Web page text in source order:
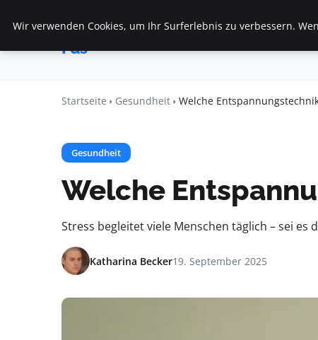
Veranstaltungen
Fds
Startseite
Startseite Gesundheit Welche
Gesundheit
Welche
Stress begleitet viele Menschen täglich – sei
Katharina Becker19. September 2025
Wir verwenden Cookies, um Ihr Surferlebnis zu verbessern.